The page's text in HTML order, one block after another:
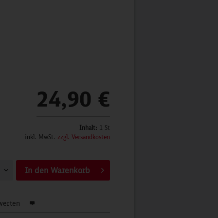
24,90 €
Inhalt: 1 St
inkl. MwSt. zzgl. Versandkosten
In den Warenkorb